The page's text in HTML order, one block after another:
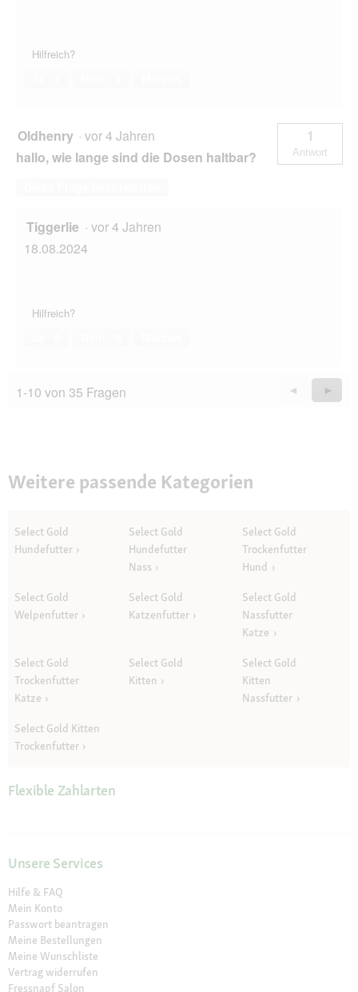
Hilfreich?
Oldhenry · vor 4 Jahren
hallo, wie lange sind die Dosen haltbar?
1
Antwort
Tiggerlie · vor 4 Jahren
18.08.2024
Hilfreich?
1-10 von 35 Fragen
Zurück
Questions
◄
Weiter
►
Weitere passende Kategorien
Select Gold
Hundefutter
Select Gold
Hundefutter
Nass
Select Gold
Trockenfutter
Hund
Select Gold
Welpenfutter
Select Gold
Katzenfutter
Select Gold
Nassfutter
Katze
Select Gold
Trockenfutter
Katze
Select Gold
Kitten
Select Gold
Kitten
Nassfutter
Select Gold Kitten
Trockenfutter
Flexible Zahlarten
Unsere Services
Hilfe & FAQ
Mein Konto
Passwort beantragen
Meine Bestellungen
Meine Wunschliste
Vertrag widerrufen
Fressnapf Salon